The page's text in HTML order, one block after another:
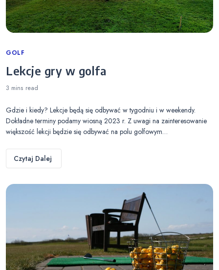
Categories
GOLF
Lekcje gry w golfa
3 mins read
Gdzie i kiedy? Lekcje będą się odbywać w tygodniu i w weekendy.
Dokładne terminy podamy wiosną 2023 r. Z uwagi na zainteresowanie
większość lekcji będzie się odbywać na polu golfowym…
Czytaj Dalej